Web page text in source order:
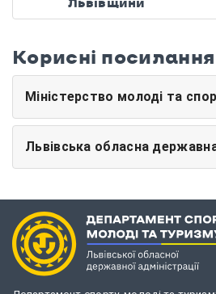
Львівщини
Корисні посилання
Міністерство молоді та
Львівська обласна